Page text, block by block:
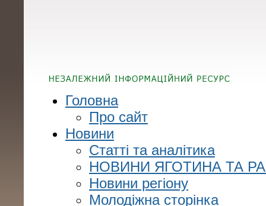
Головна
Про сайт
Новини
Статті та аналітика
НОВИНИ ЯГОТИНА ТА
Новини регіону
Молодіжна сторінка